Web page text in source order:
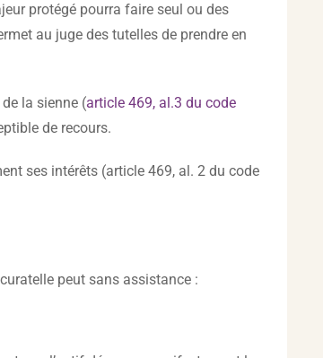
protégé pourra faire seul ou des
au juge des tutelles de prendre en
la sienne (article 469, al.3 du code
de recours.
ses intérêts (article 469, al. 2 du code
peut sans assistance :